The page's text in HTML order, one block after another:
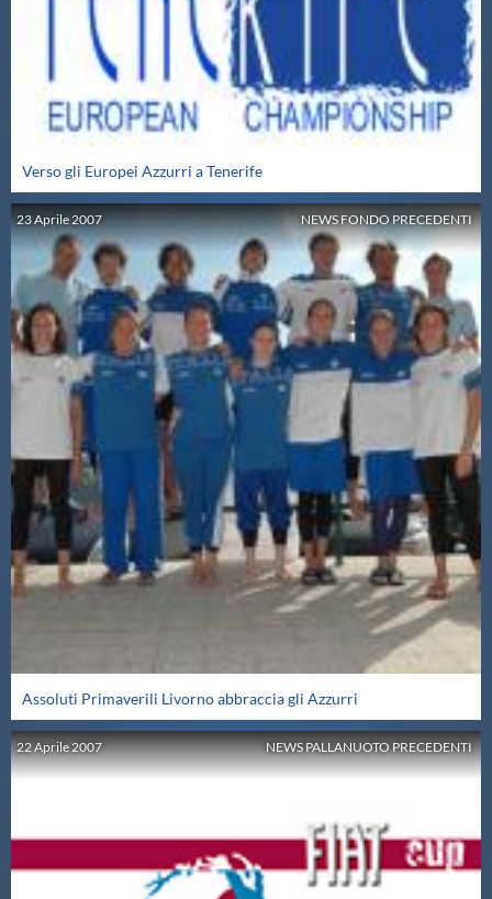
Verso gli Europei Azzurri a Tenerife
NEWS FONDO PRECEDENTI
23Aprile 2007
Assoluti Primaverili Livorno abbraccia gli Azzurri
NEWS PALLANUOTO PRECEDENTI
22Aprile 2007